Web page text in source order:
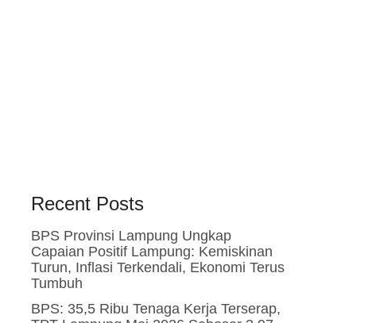
Recent Posts
BPS Provinsi Lampung Ungkap
Capaian Positif Lampung: Kemiskinan
Turun, Inflasi Terkendali, Ekonomi Terus
Tumbuh
BPS: 35,5 Ribu Tenaga Kerja Terserap,